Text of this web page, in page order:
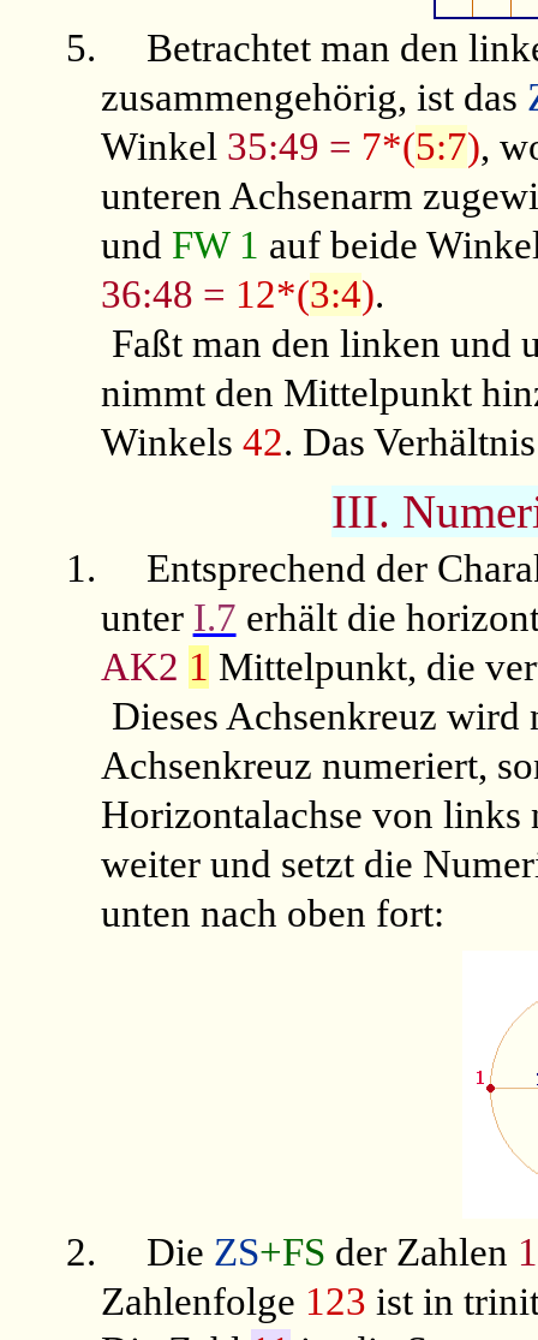
5.
Betrachtet man den
zusammengehörig, ist das
Winkel 35:49 = 7*(5:7),
unteren Achsenarm
und FW 1 auf beide
36:48 = 12*(3:4).
Faßt man den linken und
nimmt den Mittelpunkt
Winkels 42. Das
III.
1.
Entsprechend der
unter I.7 erhält die
AK2 1 Mittelpunkt, die
Dieses Achsenkreuz
Achsenkreuz numeriert,
Horizontalachse von links
weiter und setzt die
unten nach oben fort:
2. Die ZS+FS der Zahlen
Zahlenfolge 123 ist in